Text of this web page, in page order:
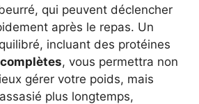
qui peuvent déclencher
après le repas. Un
incluant des protéines
, vous permettra non
gérer votre poids, mais
plus longtemps,